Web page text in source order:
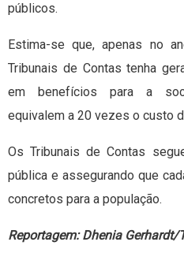
públicos.
Estima-se que, apenas no
Tribunais de Contas tenha
em benefícios para a
equivalem a 20 vezes o custo
Os Tribunais de Contas
pública e assegurando que
concretos para a população.
Reportagem: Dhenia Gerhardt/